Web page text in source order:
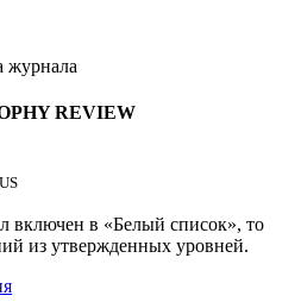
журнала
REVIEW
включен в «Белый список», то
из утвержденных уровней.